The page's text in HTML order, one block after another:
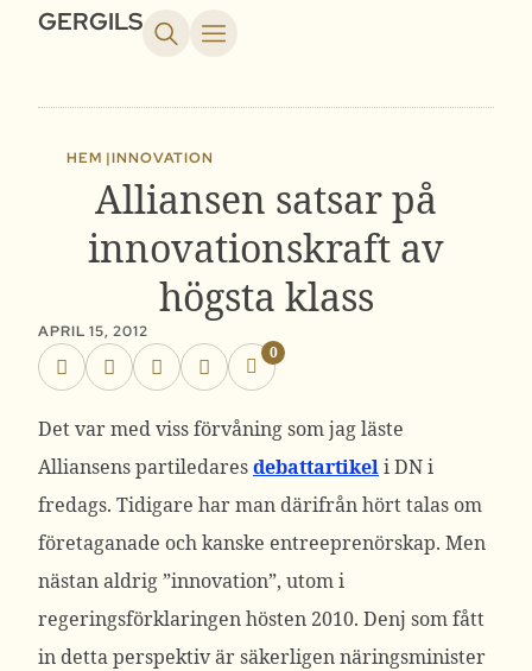
GERGILS
HEM |INNOVATION
Alliansen satsar på
innovationskraft av
högsta klass
APRIL 15, 2012
0
Det var med viss förvåning som jag läste
Alliansens partiledaresdebattartikeli DN i
fredags. Tidigare har man därifrån hört talas om
företaganade och kanske entreeprenörskap. Men
nästan aldrig ”innovation”, utom i
regeringsförklaringen hösten 2010. Denj som fått
in detta perspektiv är säkerligen näringsminister